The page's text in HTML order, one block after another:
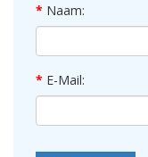
Naam:
E-Mail: